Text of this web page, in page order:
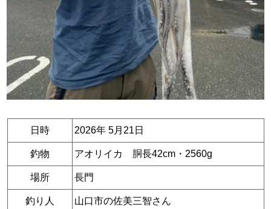
日時 2026年 5月21日
釣物 アオリイカ 胴長42cm・2560g
場所 長門
釣り人 山口市の佐美三智さん